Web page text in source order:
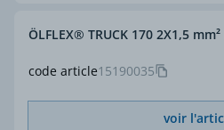
code article15190035
ÖLFLEX® TRUCK 170 2X1,5
voir